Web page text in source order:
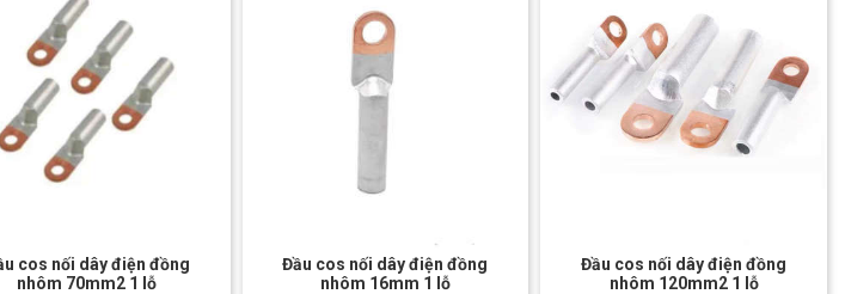
cos nối dây điện đồng
nhôm 70mm2 1 lỗ
Đầu cos nối dây điện đồng
nhôm 16mm 1 lỗ
Đầu cos nối dây điện đồng
nhôm 120mm2 1 lỗ